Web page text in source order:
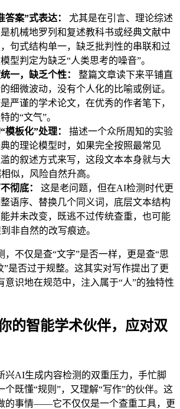
案”式表达：
尤其是在引言、理论综述
机械地罗列和复述教科书或经典文献中
句式结构单一，缺乏批判性的串联和过
型判定为缺乏“人类思考的噪音”。
一，缺乏个性：
整篇文章读下来平铺直
细微波动，没有个人化的比喻或例证。
严谨的学术论文，在优秀的作者笔下，
的“文气”。
模板化”处理：
描述一个众所周知的实验
的理论模型时，如果完全按照最常见
的叙述方式来写，这段文本本身就与大
似，风险自然升高。
彻底：
这是老问题，但在AI检测时代更
语序、替换几个同义词，底层文本结构
并未改变，既逃不过传统查重，也可能
非自然的改写痕迹。
，不仅是查“文字”是否一样，更是查“思
”是否过于规整。这其实对写作提出了更
意识地在规范中，注入属于“人”的独特性
的智能学术伙伴，应对双
兴AI生成内容检测的双重压力，手忙脚
个既懂“规则”，又理解“写作”的伙伴。这
做的事情——它不仅仅是一个查重工具，更